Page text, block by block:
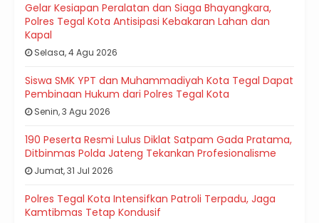
Gelar Kesiapan Peralatan dan Siaga Bhayangkara,
Polres Tegal Kota Antisipasi Kebakaran Lahan dan
Kapal
Selasa, 4 Agu 2026
Siswa SMK YPT dan Muhammadiyah Kota Tegal Dapat
Pembinaan Hukum dari Polres Tegal Kota
Senin, 3 Agu 2026
190 Peserta Resmi Lulus Diklat Satpam Gada Pratama,
Ditbinmas Polda Jateng Tekankan Profesionalisme
Jumat, 31 Jul 2026
Polres Tegal Kota Intensifkan Patroli Terpadu, Jaga
Kamtibmas Tetap Kondusif